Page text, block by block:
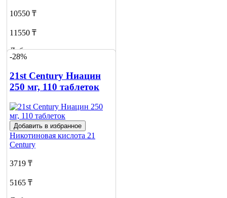
10550 ₸
11550 ₸
Добавить в корзину
-28%
21st Century Ниацин
250 мг, 110 таблеток
Добавить в избранное
Никотиновая кислота 21
Century
3719 ₸
5165 ₸